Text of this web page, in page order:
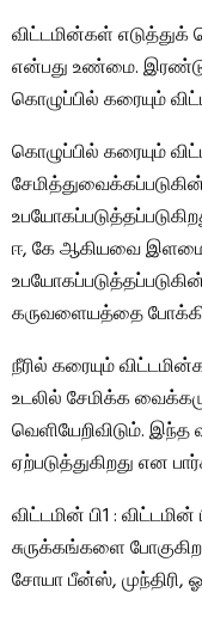
விட்டமின்கள்
என்பது உண்மை.
கொழுப்பில் கரையும்
கொழுப்பில் கரையும்
ஈ, கே ஆகியவை
கருவளையத்தை
நீரில் கரையும்
உடலில் சேமிக்க
வெளியேறிவிடும்.
ஏற்படுத்துகிறது என
விட்டமின் பி1 :
சுருக்கங்களை
சோயா பீன்ஸ், முந்திரி,